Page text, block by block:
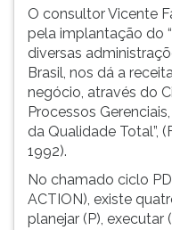
O consultor Vicente
pela implantação do
diversas
Brasil, nos dá a
negócio, através do
Processos
da Qualidade Total”,
1992).
No chamado ciclo
ACTION), existe
planejar (P), executar